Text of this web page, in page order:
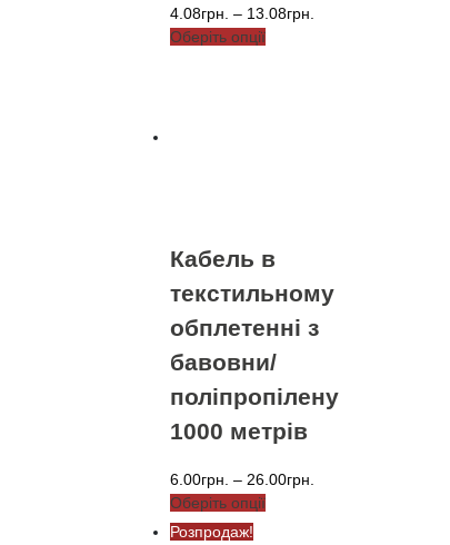
4.08грн. – 13.08грн.
Оберіть опціїЦей
товару
Кабель в
текстильному
обплетенні з
бавовни/
поліпропілену
1000 метрів
6.00грн. – 26.00грн.
Оберіть опціїЦей
Розпродаж!